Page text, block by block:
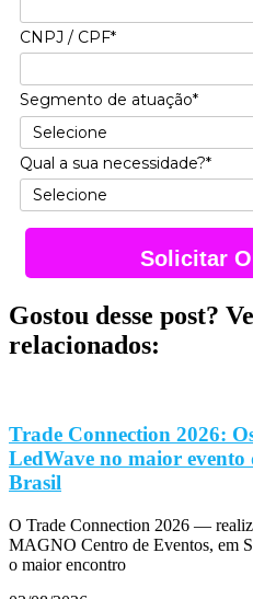
CNPJ / CPF*
Segmento de atuação*
Qual a sua necessidade?*
Solicitar
Gostou desse post?
relacionados:
Trade Connection 2026:
LedWave no maior
Brasil
O Trade Connection 2026 —
MAGNO Centro de Eventos, em
o maior encontro